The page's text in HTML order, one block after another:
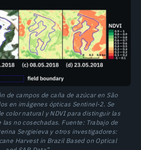
de campos de caña de azúcar en São
en imágenes ópticas Sentinel-2. Se
color natural y NDVI para distinguir las
las no cosechadas. Fuente: Trabajo de
Sergieieva y otros investigadores:
Harvest in Brazil Based on Optical